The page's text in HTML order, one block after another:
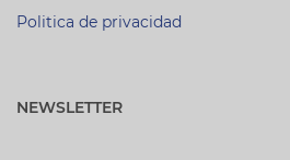
Politica de privacidad
NEWSLETTER